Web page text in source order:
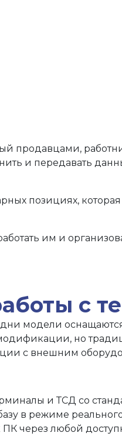
и передавать
позициях,
им и
с
модели
но
с внешним
и ТСД со
в режиме
через любой